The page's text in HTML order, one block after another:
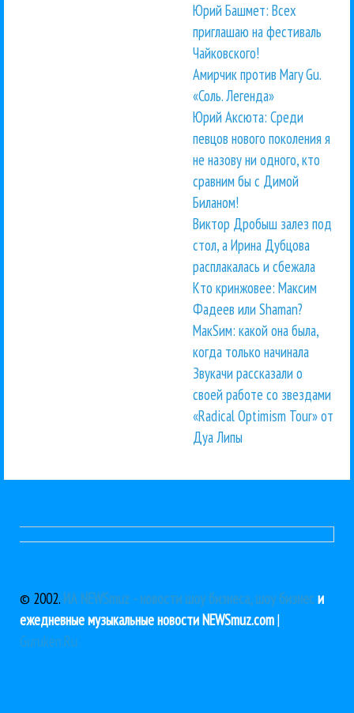
Юрий Башмет: Всех
приглашаю на фестиваль
Чайковского!
Амирчик против Mary Gu.
«Соль. Легенда»
Юрий Аксюта: Среди
певцов нового поколения я
не назову ни одного, кто
сравним бы с Димой
Биланом!
Виктор Дробыш залез под
стол, а Ирина Дубцова
расплакалась и сбежала
Кто кринжовее: Максим
Фадеев или Shaman?
МакSим: какой она была,
когда только начинала
Звукачи рассказали о
своей работе со звездами
«Radical Optimism Tour» от
Дуа Липы
© 2002. ИА NEWSmuz - новости шоу бизнеса, шоу бизнеси
ежедневные музыкальные новости NEWSmuz.com|
Guruken.Ru